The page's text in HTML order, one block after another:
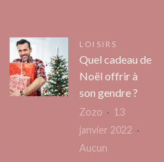
LOISIRS
Quel cadeau de
Noël offrir à
son gendre ?
Zozo
13
janvier 2022
Aucun